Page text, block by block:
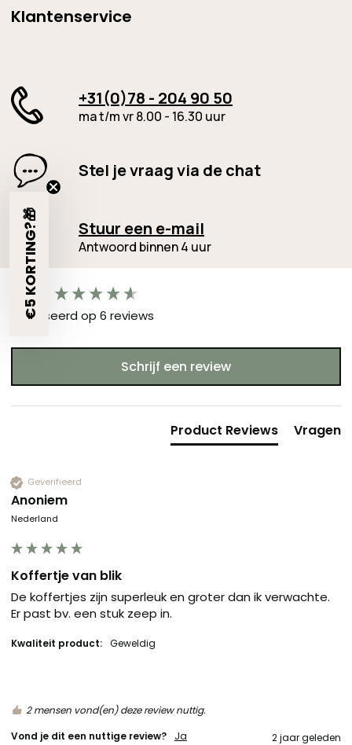
Klantenservice
+31(0)78 - 204 90 50
ma t/m vr 8.00 - 16.30 uur
Stel je vraag via de chat
Stuur een e-mail
Antwoord binnen 4 uur
4.67
Gebaseerd op 6 reviews
Schrijf een review
Product Reviews Vragen
Geverifieerd
Anoniem
Nederland
Koffertje van blik
De koffertjes zijn superleuk en groter dan ik verwachte.
Er past bv. een stuk zeep in.
Kwaliteit product: Geweldig
2 mensen vond(en) deze review nuttig.
Vond je dit een nuttige review?
Ja 2 jaar geleden
New content loaded
€5 KORTING?🎁